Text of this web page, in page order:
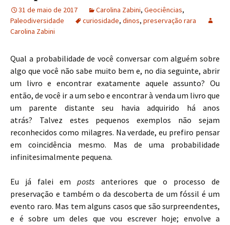
31 de maio de 2017 Carolina Zabini, Geociências,
Paleodiversidade
curiosidade, dinos, preservação rara
Carolina Zabini
Qual a probabilidade de você conversar com alguém sobre
algo que você não sabe muito bem e, no dia seguinte, abrir
um livro e encontrar exatamente aquele assunto? Ou
então, de você ir a um sebo e encontrar à venda um livro que
um parente distante seu havia adquirido há anos
atrás? Talvez estes pequenos exemplos não sejam
reconhecidos como milagres. Na verdade, eu prefiro pensar
em coincidência mesmo. Mas de uma probabilidade
infinitesimalmente pequena.
Eu já falei emposts anteriores que o processo de
preservação e também o da descoberta de um fóssil é um
evento raro. Mas tem alguns casos que são surpreendentes,
e é sobre um deles que vou escrever hoje; envolve a